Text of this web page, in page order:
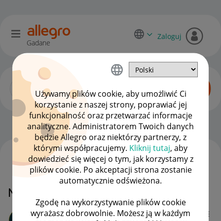
Używamy plików cookie, aby umożliwić Ci
korzystanie z naszej strony, poprawiać jej
funkcjonalność oraz przetwarzać informacje
analityczne. Administratorem Twoich danych
będzie Allegro oraz niektórzy partnerzy, z
którymi współpracujemy. Kliknij tutaj, aby
dowiedzieć się więcej o tym, jak korzystamy z
plików cookie. Po akceptacji strona zostanie
automatycznie odświeżona.
Zgodę na wykorzystywanie plików cookie
wyrażasz dobrowolnie. Możesz ją w każdym
Gadane
Zaloguj
Początkujący sprzedawcy OPCJE
Nieprawidłowy adres kupującego
Client:49851702
WSZYSTKIE TEMATY